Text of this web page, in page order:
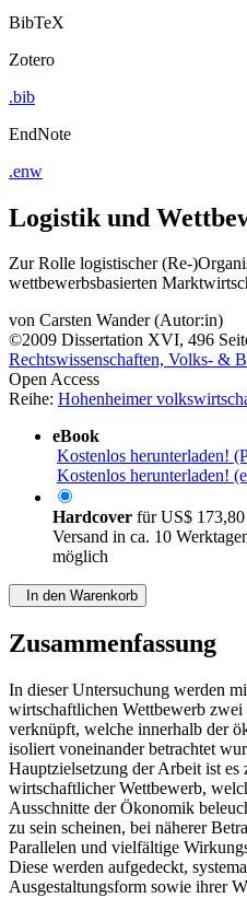
BibTeX
Zotero
.bib
EndNote
.enw
Logistik und
Zur Rolle logistischer (Re-
wettbewerbsbasierten
von Carsten Wander (Autor:in)
©2009 Dissertation XVI, 496
Rechtswissenschaften, Volks- &
Open Access
Reihe: Hohenheimer
eBook
Kostenlos herunterladen!
Kostenlos herunterladen!
Hardcover fürUS$ 173,80
Versand in ca. 10
möglich
In den Warenkorb
Zusammenfassung
In dieser Untersuchung werden
wirtschaftlichen Wettbewerb
verknüpft, welche innerhalb der
isoliert voneinander betrachtet
Hauptzielsetzung der Arbeit ist
wirtschaftlicher Wettbewerb,
Ausschnitte der Ökonomik
zu sein scheinen, bei näherer
Parallelen und vielfältige
Diese werden aufgedeckt,
Ausgestaltungsform sowie ihrer